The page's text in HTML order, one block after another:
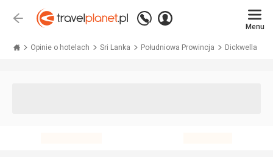
Wstecz
Zadzwoń
+48 71 771 76 55
Zaloguj
Menu
Opinie o hotelach Sri Lanka Południowa Prowincja Dickwella